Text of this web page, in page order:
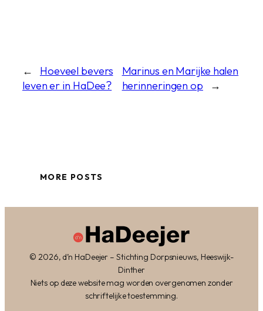
←
Hoeveel bevers
leven er in HaDee?
Marinus en Marijke halen
herinneringen op
→
MORE POSTS
© 2026, d’n HaDeejer – Stichting Dorpsnieuws, Heeswijk-
Dinther
Niets op deze website mag worden overgenomen zonder
schriftelijke toestemming.